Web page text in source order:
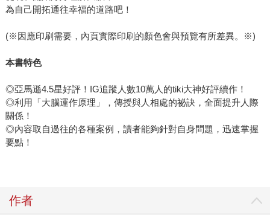
為自己開拓通往幸福的道路吧！
(※因應印刷需要，內頁實際印刷的顏色會與預覽有所差異。※)
本書特色
◎亞馬遜4.5星好評！IG追蹤人數10萬人的tiki大神好評續作！
◎利用「大腦運作原理」，傳授與人相處的祕訣，全面提升人際
關係！
◎內容取自過往的各種案例，讀者能夠針對自身問題，迅速掌握
要點！
作者